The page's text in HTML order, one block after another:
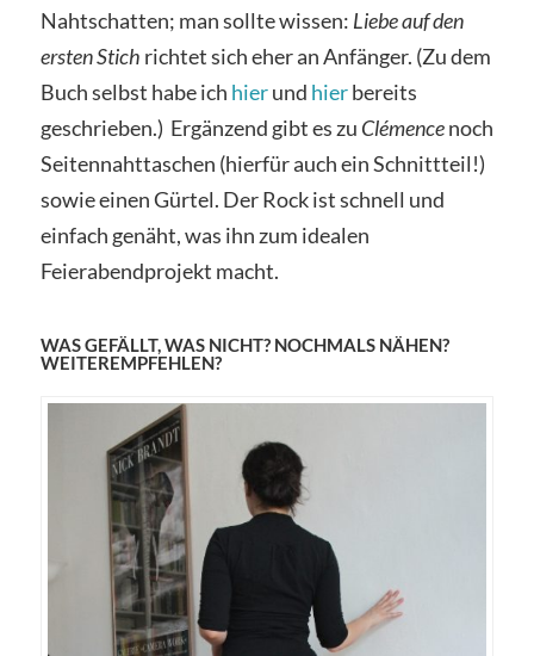
Nahtschatten; man sollte wissen: Liebe auf den
ersten Stich richtet sich eher an Anfänger. (Zu dem
Buch selbst habe ich hierund hierbereits
geschrieben.) Ergänzend gibt es zu Clémencenoch
Seitennahttaschen (hierfür auch ein Schnittteil!)
sowie einen Gürtel. Der Rock ist schnell und
einfach genäht, was ihn zum idealen
Feierabendprojekt macht.
WAS GEFÄLLT, WAS NICHT? NOCHMALS NÄHEN?
WEITEREMPFEHLEN?